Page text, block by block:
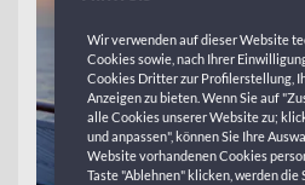
Wir verwenden auf dieser Website
Cookies sowie, nach Ihrer
Cookies Dritter zur Profilerstellung,
Anzeigen zu bieten. Wenn Sie auf
alle Cookies unserer Website zu;
und anpassen", können Sie Ihre
Website vorhandenen Cookies
Taste "Ablehnen" klicken, werden